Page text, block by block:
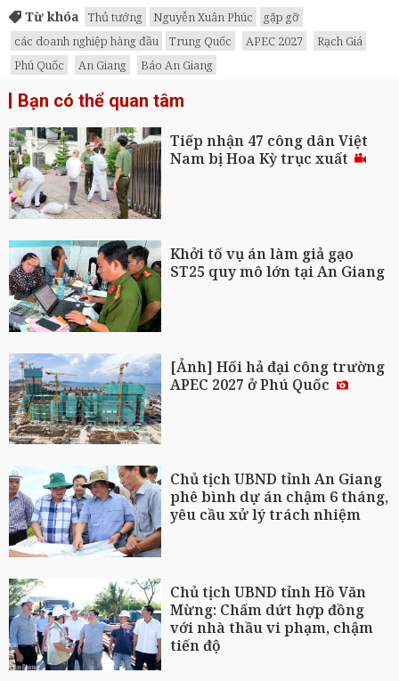
Từ khóa Thủ tướng Nguyễn Xuân Phúc
gặp gỡ
các doanh nghiệp hàng đầu
Trung Quốc APEC 2027
Rạch Giá
Phú Quốc
An Giang Báo An Giang
Bạn có thể quan tâm
Tiếp nhận 47 công dân Việt
Nam bị Hoa Kỳ trục xuất
Khởi tố vụ án làm giả gạo
ST25 quy mô lớn tại An Giang
[Ảnh] Hối hả đại công trường
APEC 2027 ở Phú Quốc
Chủ tịch UBND tỉnh An Giang
phê bình dự án chậm 6 tháng,
yêu cầu xử lý trách nhiệm
Chủ tịch UBND tỉnh Hồ Văn
Mừng: Chấm dứt hợp đồng
với nhà thầu vi phạm, chậm
tiến độ